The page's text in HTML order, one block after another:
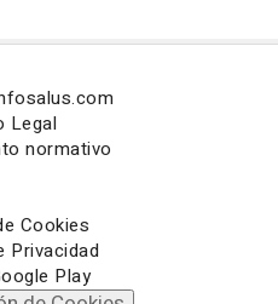
Legal
normativo
Cookies
Privacidad
Play